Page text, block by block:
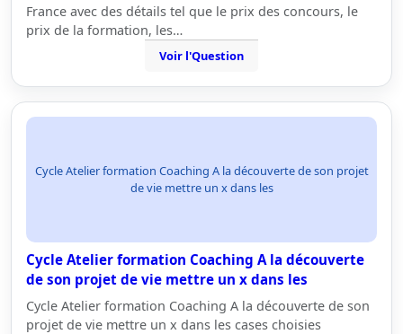
France avec des détails tel que le prix des concours, le
prix de la formation, les…
Voir l'Question
Cycle Atelier formation Coaching A la découverte de son projet
de vie mettre un x dans les
Cycle Atelier formation Coaching A la découverte
de son projet de vie mettre un x dans les
Cycle Atelier formation Coaching A la découverte de son
projet de vie mettre un x dans les cases choisies